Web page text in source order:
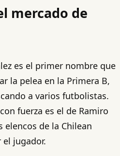
mercado de
es el primer nombre que
la pelea en la Primera B,
a varios futbolistas.
fuerza es el de Ramiro
elencos de la Chilean
el jugador.